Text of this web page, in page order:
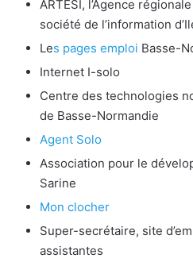
ARTESI, l’Agence
société de l’information
Les pages emploi Basse-
Internet I-solo
Centre des technologies
de Basse-Normandie
Agent Solo
Association pour le
Sarine
Mon clocher
Super-secrétaire, site
assistantes